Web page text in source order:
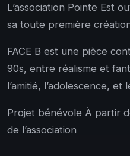
L’association Pointe Est
sa toute première
FACE B est une pièce
90s, entre réalisme et
l’amitié, l’adolescence, et
Projet bénévole À partir
de l’association